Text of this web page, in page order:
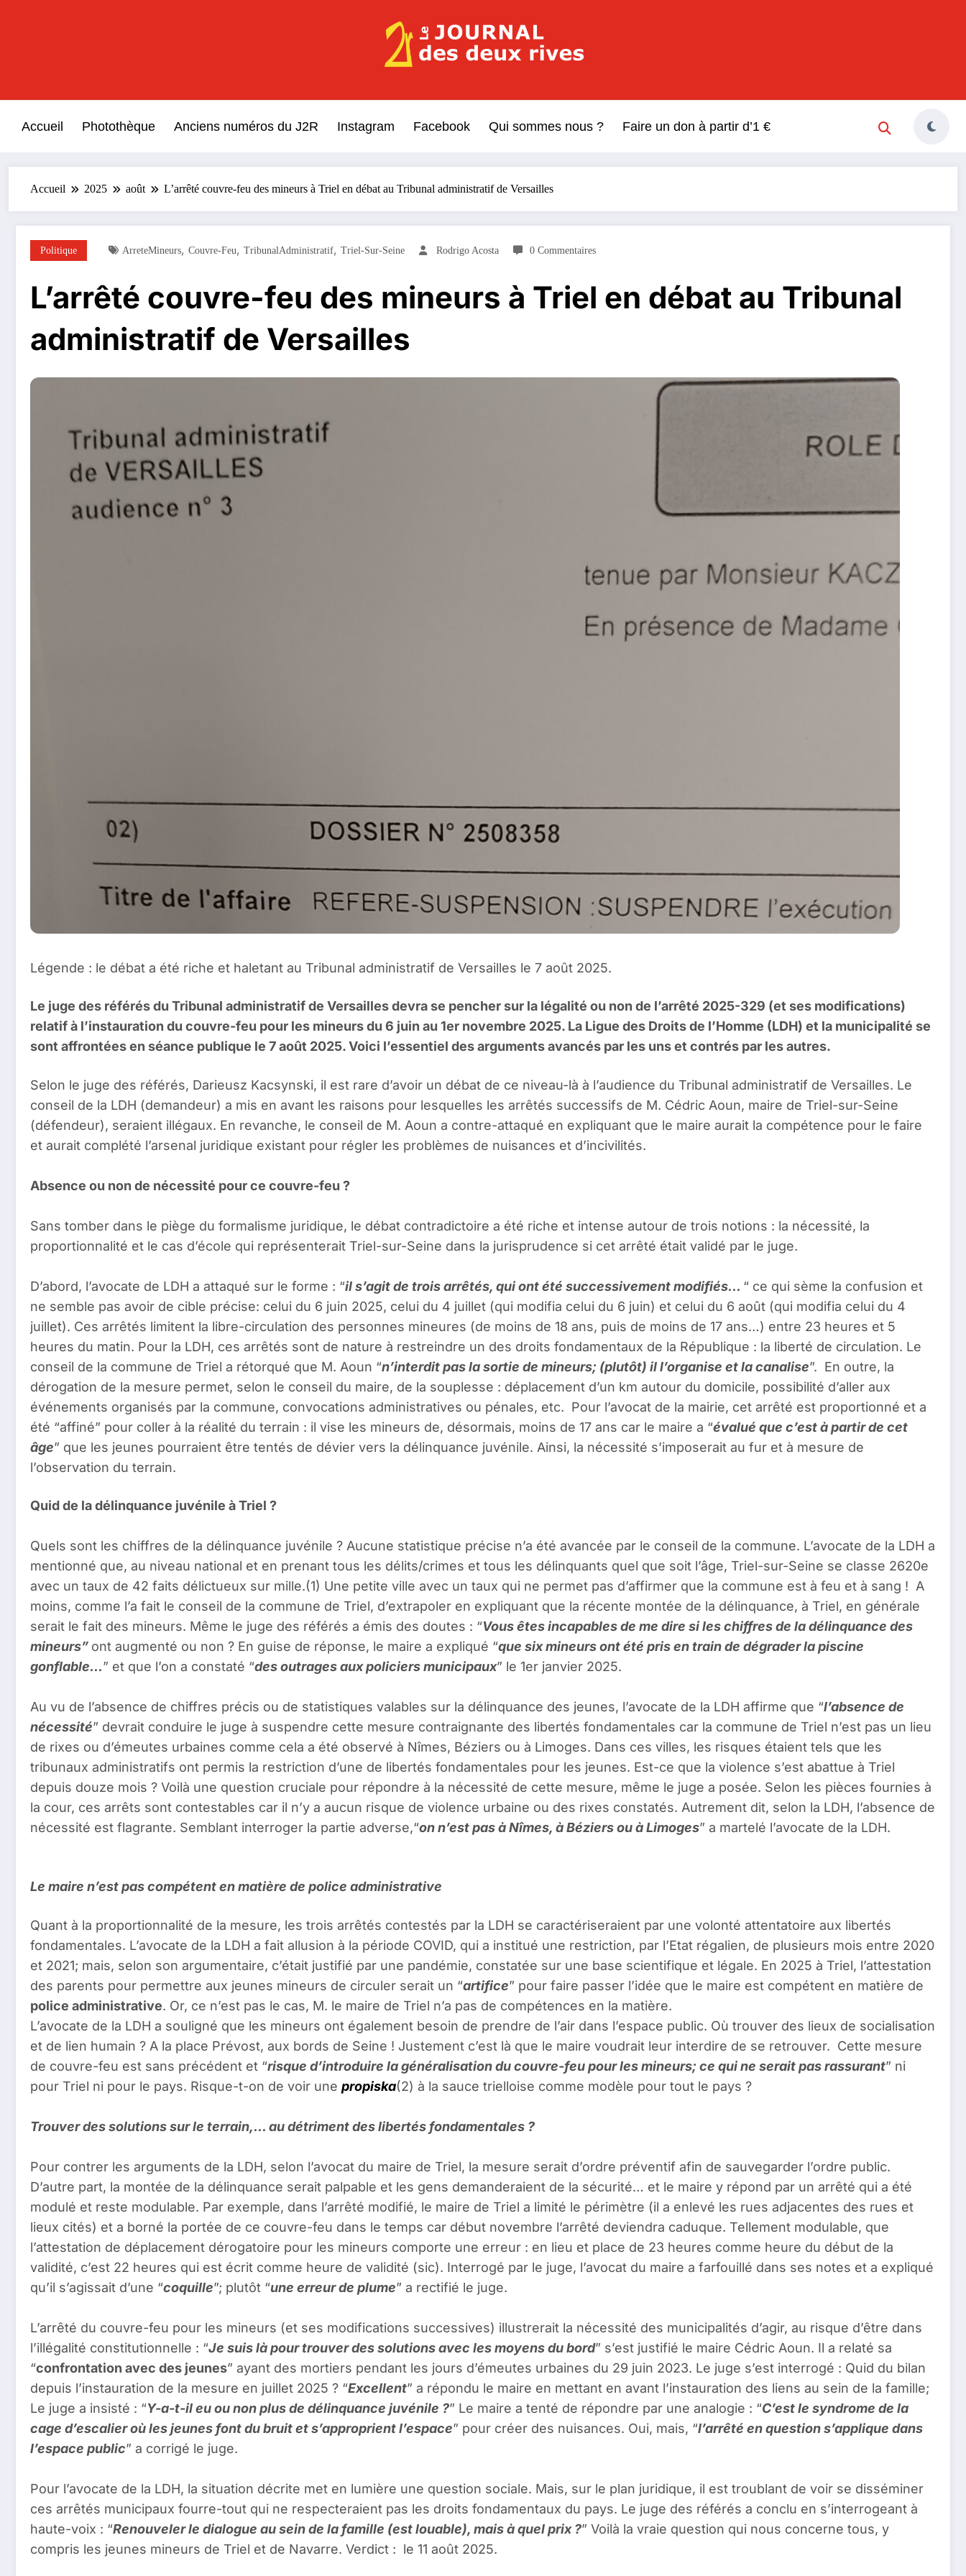
Le Journal des Deux Rives
Accueil Photothèque Anciens numéros du J2R Instagram Facebook Qui sommes nous ? Faire un don à partir d’1 €
Accueil 2025 août L’arrêté couvre-feu des mineurs à Triel en débat au Tribunal administratif de Versailles
Politique ArreteMineurs, Couvre-Feu, TribunalAdministratif, Triel-Sur-Seine Rodrigo Acosta 0 Commentaires
L’arrêté couvre-feu des mineurs à Triel en débat au Tribunal
administratif de Versailles
Légende : le débat a été riche et haletant au Tribunal administratif de Versailles le 7 août 2025.
Le juge des référés du Tribunal administratif de Versailles devra se pencher sur la légalité ou non de l’arrêté 2025-329 (et ses modifications)
relatif à l’instauration du couvre-feu pour les mineurs du 6 juin au 1er novembre 2025. La Ligue des Droits de l’Homme (LDH) et la municipalité se
sont affrontées en séance publique le 7 août 2025. Voici l’essentiel des arguments avancés par les uns et contrés par les autres.
Selon le juge des référés, Darieusz Kacsynski, il est rare d’avoir un débat de ce niveau-là à l’audience du Tribunal administratif de Versailles. Le
conseil de la LDH (demandeur) a mis en avant les raisons pour lesquelles les arrêtés successifs de M. Cédric Aoun, maire de Triel-sur-Seine
(défendeur), seraient illégaux. En revanche, le conseil de M. Aoun a contre-attaqué en expliquant que le maire aurait la compétence pour le faire
et aurait complété l’arsenal juridique existant pour régler les problèmes de nuisances et d’incivilités.
Absence ou non de nécessité pour ce couvre-feu ?
Sans tomber dans le piège du formalisme juridique, le débat contradictoire a été riche et intense autour de trois notions : la nécessité, la
proportionnalité et le cas d’école qui représenterait Triel-sur-Seine dans la jurisprudence si cet arrêté était validé par le juge.
D’abord, l’avocate de LDH a attaqué sur le forme : “il s’agit de trois arrêtés, qui ont été successivement modifiés… “ ce qui sème la confusion et
ne semble pas avoir de cible précise: celui du 6 juin 2025, celui du 4 juillet (qui modifia celui du 6 juin) et celui du 6 août (qui modifia celui du 4
juillet). Ces arrêtés limitent la libre-circulation des personnes mineures (de moins de 18 ans, puis de moins de 17 ans…) entre 23 heures et 5
heures du matin. Pour la LDH, ces arrêtés sont de nature à restreindre un des droits fondamentaux de la République : la liberté de circulation. Le
conseil de la commune de Triel a rétorqué que M. Aoun “n’interdit pas la sortie de mineurs; (plutôt) il l’organise et la canalise”. En outre, la
dérogation de la mesure permet, selon le conseil du maire, de la souplesse : déplacement d’un km autour du domicile, possibilité d’aller aux
événements organisés par la commune, convocations administratives ou pénales, etc. Pour l’avocat de la mairie, cet arrêté est proportionné et a
été “affiné” pour coller à la réalité du terrain : il vise les mineurs de, désormais, moins de 17 ans car le maire a “évalué que c’est à partir de cet
âge” que les jeunes pourraient être tentés de dévier vers la délinquance juvénile. Ainsi, la nécessité s’imposerait au fur et à mesure de
l’observation du terrain.
Quid de la délinquance juvénile à Triel ?
Quels sont les chiffres de la délinquance juvénile ? Aucune statistique précise n’a été avancée par le conseil de la commune. L’avocate de la LDH a
mentionné que, au niveau national et en prenant tous les délits/crimes et tous les délinquants quel que soit l’âge, Triel-sur-Seine se classe 2620e
avec un taux de 42 faits délictueux sur mille.(1) Une petite ville avec un taux qui ne permet pas d’affirmer que la commune est à feu et à sang ! A
moins, comme l’a fait le conseil de la commune de Triel, d’extrapoler en expliquant que la récente montée de la délinquance, à Triel, en générale
serait le fait des mineurs. Même le juge des référés a émis des doutes : “Vous êtes incapables de me dire si les chiffres de la délinquance des
mineurs” ont augmenté ou non ? En guise de réponse, le maire a expliqué “que six mineurs ont été pris en train de dégrader la piscine
gonflable…” et que l’on a constaté “des outrages aux policiers municipaux” le 1er janvier 2025.
Au vu de l’absence de chiffres précis ou de statistiques valables sur la délinquance des jeunes, l’avocate de la LDH affirme que “l’absence de
nécessité” devrait conduire le juge à suspendre cette mesure contraignante des libertés fondamentales car la commune de Triel n’est pas un lieu
de rixes ou d’émeutes urbaines comme cela a été observé à Nîmes, Béziers ou à Limoges. Dans ces villes, les risques étaient tels que les
tribunaux administratifs ont permis la restriction d’une de libertés fondamentales pour les jeunes. Est-ce que la violence s’est abattue à Triel
depuis douze mois ? Voilà une question cruciale pour répondre à la nécessité de cette mesure, même le juge a posée. Selon les pièces fournies à
la cour, ces arrêts sont contestables car il n’y a aucun risque de violence urbaine ou des rixes constatés. Autrement dit, selon la LDH, l’absence de
nécessité est flagrante. Semblant interroger la partie adverse,“on n’est pas à Nîmes, à Béziers ou à Limoges” a martelé l’avocate de la LDH.
Le maire n’est pas compétent en matière de police administrative
Quant à la proportionnalité de la mesure, les trois arrêtés contestés par la LDH se caractériseraient par une volonté attentatoire aux libertés
fondamentales. L’avocate de la LDH a fait allusion à la période COVID, qui a institué une restriction, par l’Etat régalien, de plusieurs mois entre 2020
et 2021; mais, selon son argumentaire, c’était justifié par une pandémie, constatée sur une base scientifique et légale. En 2025 à Triel, l’attestation
des parents pour permettre aux jeunes mineurs de circuler serait un “artifice” pour faire passer l’idée que le maire est compétent en matière de
police administrative. Or, ce n’est pas le cas, M. le maire de Triel n’a pas de compétences en la matière.
L’avocate de la LDH a souligné que les mineurs ont également besoin de prendre de l’air dans l’espace public. Où trouver des lieux de socialisation
et de lien humain ? A la place Prévost, aux bords de Seine ! Justement c’est là que le maire voudrait leur interdire de se retrouver. Cette mesure
de couvre-feu est sans précédent et “risque d’introduire la généralisation du couvre-feu pour les mineurs; ce qui ne serait pas rassurant” ni
pour Triel ni pour le pays. Risque-t-on de voir une propiska(2) à la sauce trielloise comme modèle pour tout le pays ?
Trouver des solutions sur le terrain,… au détriment des libertés fondamentales ?
Pour contrer les arguments de la LDH, selon l’avocat du maire de Triel, la mesure serait d’ordre préventif afin de sauvegarder l’ordre public.
D’autre part, la montée de la délinquance serait palpable et les gens demanderaient de la sécurité… et le maire y répond par un arrêté qui a été
modulé et reste modulable. Par exemple, dans l’arrêté modifié, le maire de Triel a limité le périmètre (il a enlevé les rues adjacentes des rues et
lieux cités) et a borné la portée de ce couvre-feu dans le temps car début novembre l’arrêté deviendra caduque. Tellement modulable, que
l’attestation de déplacement dérogatoire pour les mineurs comporte une erreur : en lieu et place de 23 heures comme heure du début de la
validité, c’est 22 heures qui est écrit comme heure de validité (sic). Interrogé par le juge, l’avocat du maire a farfouillé dans ses notes et a expliqué
qu’il s’agissait d’une “coquille”; plutôt “une erreur de plume” a rectifié le juge.
L’arrêté du couvre-feu pour les mineurs (et ses modifications successives) illustrerait la nécessité des municipalités d’agir, au risque d’être dans
l’illégalité constitutionnelle : “Je suis là pour trouver des solutions avec les moyens du bord” s’est justifié le maire Cédric Aoun. Il a relaté sa
“confrontation avec des jeunes” ayant des mortiers pendant les jours d’émeutes urbaines du 29 juin 2023. Le juge s’est interrogé : Quid du bilan
depuis l’instauration de la mesure en juillet 2025 ? “Excellent” a répondu le maire en mettant en avant l’instauration des liens au sein de la famille;
Le juge a insisté : “Y-a-t-il eu ou non plus de délinquance juvénile ?” Le maire a tenté de répondre par une analogie : “C’est le syndrome de la
cage d’escalier où les jeunes font du bruit et s’approprient l’espace” pour créer des nuisances. Oui, mais, “l’arrêté en question s’applique dans
l’espace public” a corrigé le juge.
Pour l’avocate de la LDH, la situation décrite met en lumière une question sociale. Mais, sur le plan juridique, il est troublant de voir se disséminer
ces arrêtés municipaux fourre-tout qui ne respecteraient pas les droits fondamentaux du pays. Le juge des référés a conclu en s’interrogeant à
haute-voix : “Renouveler le dialogue au sein de la famille (est louable), mais à quel prix ?” Voilà la vraie question qui nous concerne tous, y
compris les jeunes mineurs de Triel et de Navarre. Verdict : le 11 août 2025.